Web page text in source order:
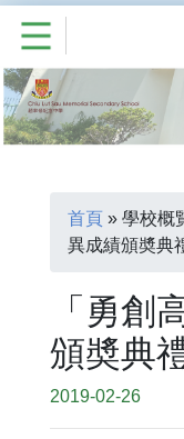
首頁 » 學校概
異成績頒奬典
「勇創
頒奬典
2019-02-26